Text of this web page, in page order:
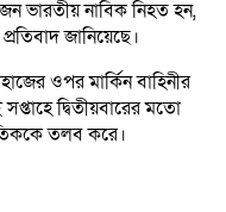
ভারতীয় নাবিক নিহত হন,
জানিয়েছে।
ওপর মার্কিন বাহিনীর
দ্বিতীয়বারের মতো
তলব করে।